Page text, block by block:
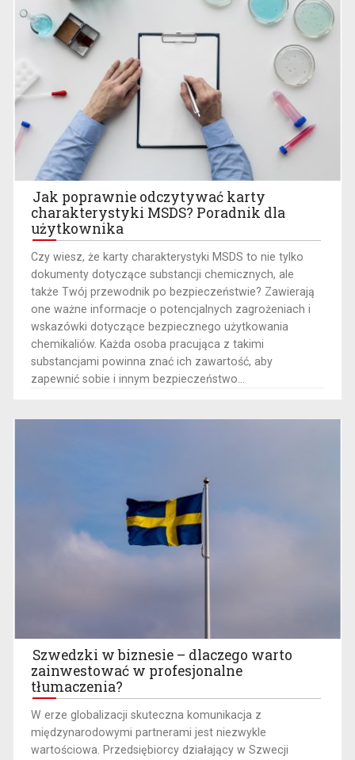
Jak poprawnie odczytywać karty
charakterystyki MSDS? Poradnik dla
użytkownika
​Czy wiesz, że karty charakterystyki MSDS to nie tylko
dokumenty dotyczące substancji chemicznych, ale
także Twój przewodnik po bezpieczeństwie? Zawierają
one ważne informacje o potencjalnych zagrożeniach i
wskazówki dotyczące bezpiecznego użytkowania
chemikaliów. Każda osoba pracująca z takimi
substancjami powinna znać ich zawartość, aby
zapewnić sobie i innym bezpieczeństwo...
Szwedzki w biznesie – dlaczego warto
zainwestować w profesjonalne
tłumaczenia?
W erze globalizacji skuteczna komunikacja z
międzynarodowymi partnerami jest niezwykle
wartościowa. Przedsiębiorcy działający w Szwecji